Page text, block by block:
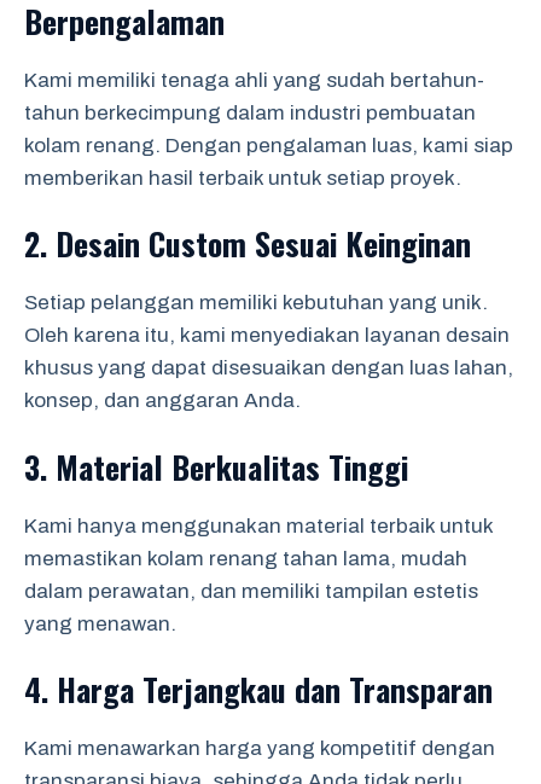
Berpengalaman
Kami memiliki tenaga ahli yang sudah bertahun-
tahun berkecimpung dalam industri pembuatan
kolam renang. Dengan pengalaman luas, kami siap
memberikan hasil terbaik untuk setiap proyek.
2. Desain Custom Sesuai Keinginan
Setiap pelanggan memiliki kebutuhan yang unik.
Oleh karena itu, kami menyediakan layanan desain
khusus yang dapat disesuaikan dengan luas lahan,
konsep, dan anggaran Anda.
3. Material Berkualitas Tinggi
Kami hanya menggunakan material terbaik untuk
memastikan kolam renang tahan lama, mudah
dalam perawatan, dan memiliki tampilan estetis
yang menawan.
4. Harga Terjangkau dan Transparan
Kami menawarkan harga yang kompetitif dengan